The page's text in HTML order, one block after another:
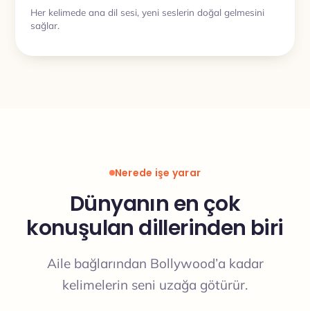
Her kelimede ana dil sesi, yeni seslerin doğal gelmesini
sağlar.
Nerede işe yarar
Dünyanın en çok
konuşulan dillerinden biri
Aile bağlarından Bollywood’a kadar
kelimelerin seni uzağa götürür.